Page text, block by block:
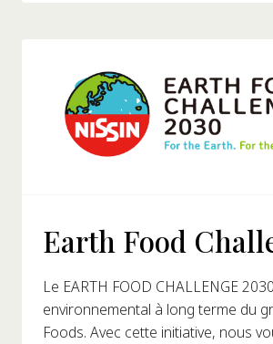
Earth Food
Le EARTH FOOD CHALLENGE
environnemental à long terme du
Foods. Avec cette initiative, nous